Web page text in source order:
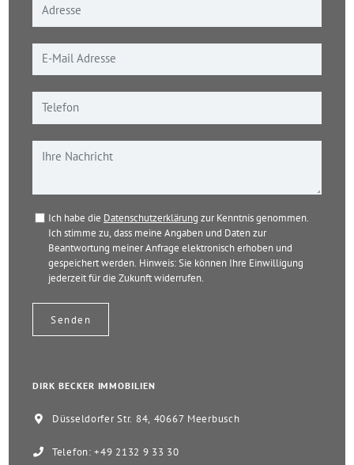
Ich habe die Datenschutzerklärung zur Kenntnis genommen.
Ich stimme zu, dass meine Angaben und Daten zur
Beantwortung meiner Anfrage elektronisch erhoben und
gespeichert werden. Hinweis: Sie können Ihre Einwilligung
jederzeit für die Zukunft widerrufen.
DIRK BECKER IMMOBILIEN
Düsseldorfer Str. 84, 40667 Meerbusch
Telefon: +49 2132 9 33 30